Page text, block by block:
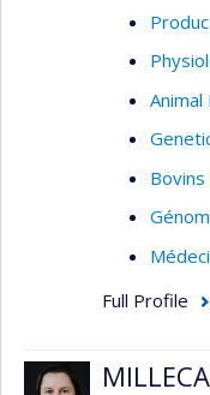
Bovins
Full Profile